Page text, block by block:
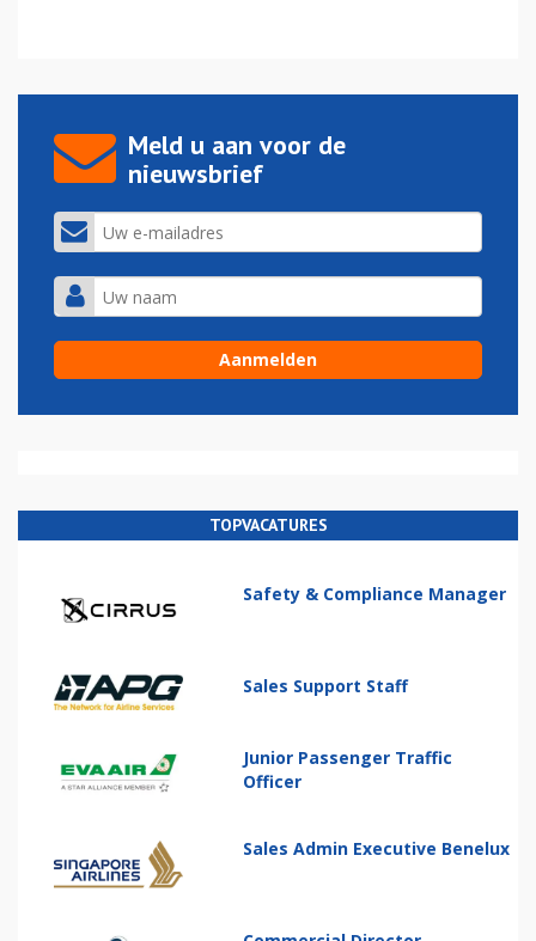
Meld u aan voor de
nieuwsbrief
TOPVACATURES
Safety & Compliance Manager
Sales Support Staff
Junior Passenger Traffic
Officer
Sales Admin Executive Benelux